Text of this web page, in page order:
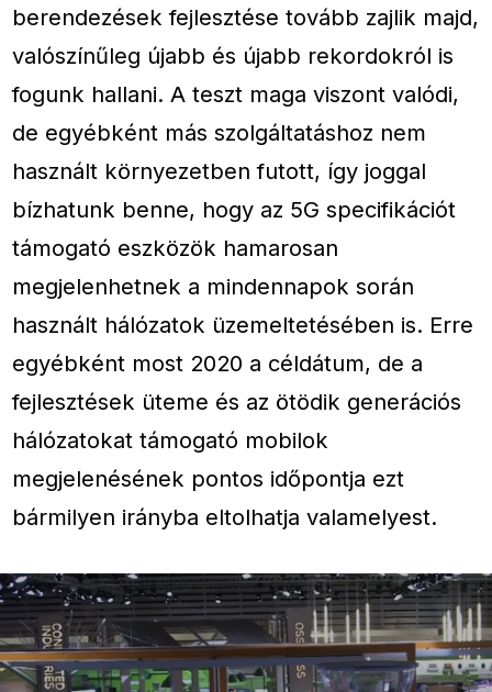
berendezések fejlesztése tovább zajlik majd,
valószínűleg újabb és újabb rekordokról is
fogunk hallani. A teszt maga viszont valódi,
de egyébként más szolgáltatáshoz nem
használt környezetben futott, így joggal
bízhatunk benne, hogy az 5G specifikációt
támogató eszközök hamarosan
megjelenhetnek a mindennapok során
használt hálózatok üzemeltetésében is. Erre
egyébként most 2020 a céldátum, de a
fejlesztések üteme és az ötödik generációs
hálózatokat támogató mobilok
megjelenésének pontos időpontja ezt
bármilyen irányba eltolhatja valamelyest.